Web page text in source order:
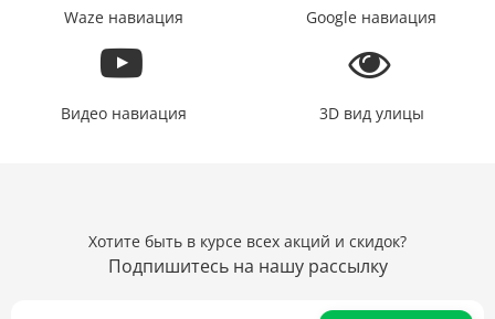
Waze навиация Google навиация
Видео навиация 3D вид улицы
Хотите быть в курсе всех акций и скидок?
Подпишитесь на нашу рассылку